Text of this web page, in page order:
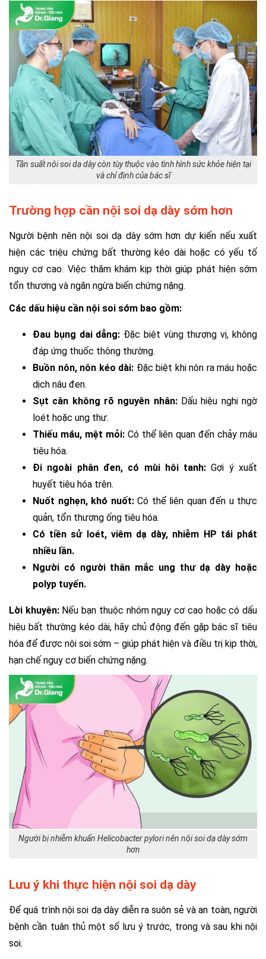
Tần suất nội soi dạ dày còn tùy thuộc vào tình hình sức khỏe hiện tại
và chỉ định của bác sĩ
Trường hợp cần nội soi dạ dày sớm hơn
Người bệnh nên nội soi dạ dày sớm hơn dự kiến nếu xuất
hiện các triệu chứng bất thường kéo dài hoặc có yếu tố
nguy cơ cao. Việc thăm khám kịp thời giúp phát hiện sớm
tổn thương và ngăn ngừa biến chứng nặng.
Các dấu hiệu cần nội soi sớm bao gồm:
Đau bụng dai dẳng: Đặc biệt vùng thượng vị, không
đáp ứng thuốc thông thường.
Buồn nôn, nôn kéo dài: Đặc biệt khi nôn ra máu hoặc
dịch nâu đen.
Sụt cân không rõ nguyên nhân:Dấu hiệu nghi ngờ
loét hoặc ung thư.
Thiếu máu, mệt mỏi:Có thể liên quan đến chảy máu
tiêu hóa.
Đi ngoài phân đen, có mùi hôi tanh: Gợi ý xuất
huyết tiêu hóa trên.
Nuốt nghẹn, khó nuốt: Có thể liên quan đến u thực
quản, tổn thương ống tiêu hóa.
Có tiền sử loét, viêm dạ dày, nhiễm HP tái phát
nhiều lần.
Người có người thân mắc ung thư dạ dày hoặc
polyp tuyến.
Lời khuyên:Nếu bạn thuộc nhóm nguy cơ cao hoặc có dấu
hiệu bất thường kéo dài, hãy chủ động đến gặp bác sĩ tiêu
hóa để được nội soi sớm – giúp phát hiện và điều trị kịp thời,
hạn chế nguy cơ biến chứng nặng.
Người bị nhiễm khuẩn Helicobacter pylori nên nội soi dạ dày sớm
hơn
Lưu ý khi thực hiện nội soi dạ dày
Để quá trình nội soi dạ dày diễn ra suôn sẻ và an toàn, người
bệnh cần tuân thủ một số lưu ý trước, trong và sau khi nội
soi.